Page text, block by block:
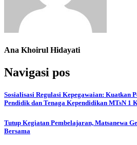
Ana Khoirul Hidayati
Navigasi pos
Sosialisasi Regulasi Kepegawaian: Kuatkan
Pendidik dan Tenaga Kependidikan MTsN 1
Tutup Kegiatan Pembelajaran, Matsanewa
Bersama